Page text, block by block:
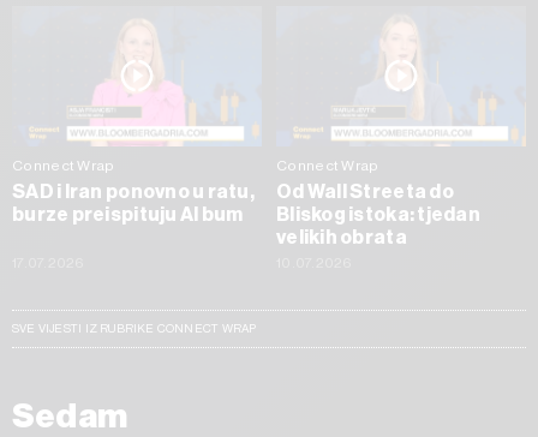
Connect Wrap
SAD i Iran ponovno u ratu,
burze preispituju AI bum
Connect Wrap
Od Wall Streeta do
Bliskog istoka: tjedan
velikih obrata
SVE VIJESTI IZ RUBRIKE CONNECT WRAP
Sedam